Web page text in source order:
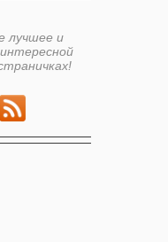
лучшее и